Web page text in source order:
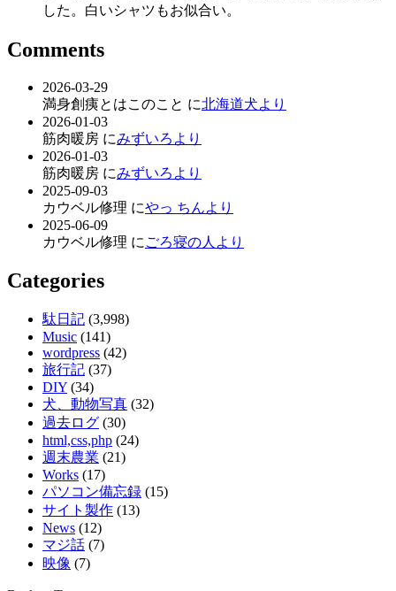
した。白いシャツもお似合い。
Comments
2026-03-29
満身創痍とはこのこと に北海道犬より
2026-01-03
筋肉暖房 にみずいろより
2026-01-03
筋肉暖房 にみずいろより
2025-09-03
カウベル修理 にやっ ちんより
2025-06-09
カウベル修理 に ごろ寝の人より
Categories
駄日記 (3,998)
Music (141)
wordpress (42)
旅行記 (37)
DIY (34)
犬、動物写真 (32)
過去ログ (30)
html,css,php (24)
週末農業 (21)
Works (17)
パソコン備忘録 (15)
サイト製作 (13)
News (12)
マジ話 (7)
映像 (7)